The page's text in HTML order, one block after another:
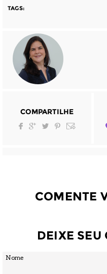
TAGS:
COMPARTILHE
COMENTE
DEIXE